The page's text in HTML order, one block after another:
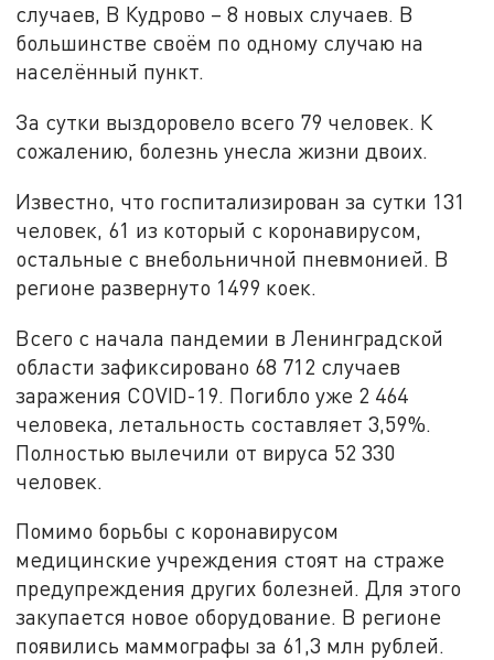
случаев, В Кудрово – 8 новых случаев. В
большинстве своём по одному случаю на
населённый пункт.
За сутки выздоровело всего 79 человек. К
сожалению, болезнь унесла жизни двоих.
Известно, что госпитализирован за сутки 131
человек, 61 из который с коронавирусом,
остальные с внебольничной пневмонией. В
регионе развернуто 1499 коек.
Всего с начала пандемии в Ленинградской
области зафиксировано 68 712 случаев
заражения COVID-19. Погибло уже 2 464
человека, летальность составляет 3,59%.
Полностью вылечили от вируса 52 330
человек.
Помимо борьбы с коронавирусом
медицинские учреждения стоят на страже
предупреждения других болезней. Для этого
закупается новое оборудование. В регионе
появились маммографы за 61,3 млн рублей.